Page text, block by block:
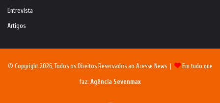
Entrevista
Artigos
© Copyright 2026, Todos os Direitos Reservados ao Acesse News | Em tudo que
faz: Agência Sevenmax